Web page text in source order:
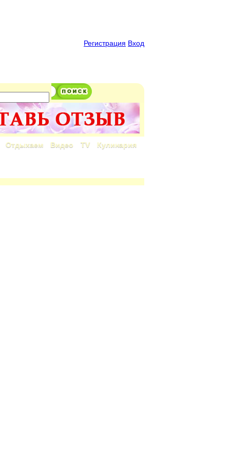
Регистрация Вход
Отдыхаем Видео TV Кулинария